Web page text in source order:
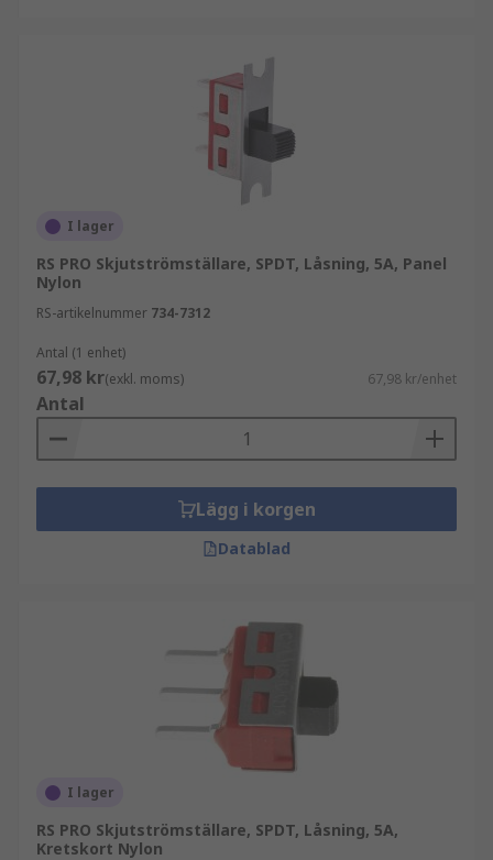
I lager
RS PRO Skjutströmställare, SPDT, Låsning, 5A, Panel
Nylon
RS-artikelnummer 734-7312
Antal (1 enhet)
67,98 kr(exkl. moms) 67,98 kr/enhet
Antal
Lägg i korgen
Datablad
I lager
RS PRO Skjutströmställare, SPDT, Låsning, 5A,
Kretskort Nylon